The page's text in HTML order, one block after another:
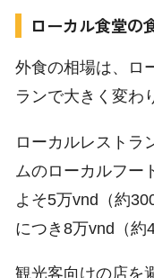
ローカル食堂の
外食の相場は、ロ
ランで大きく変わ
ローカルレストラ
ムのローカルフー
よそ5万vnd（約
につき8万vnd（約
観光客向けの店を